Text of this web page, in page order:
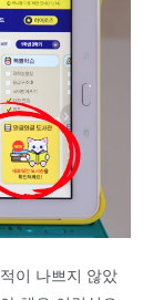
이 나쁘지 않았